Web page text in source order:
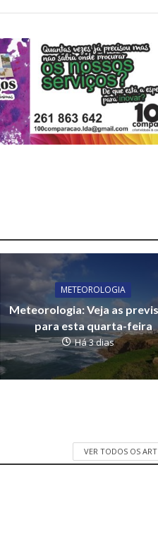
METEOROLOGIA
Meteorologia: Veja as
para esta quarta-feira
Há 3 dias
VER TODOS OS